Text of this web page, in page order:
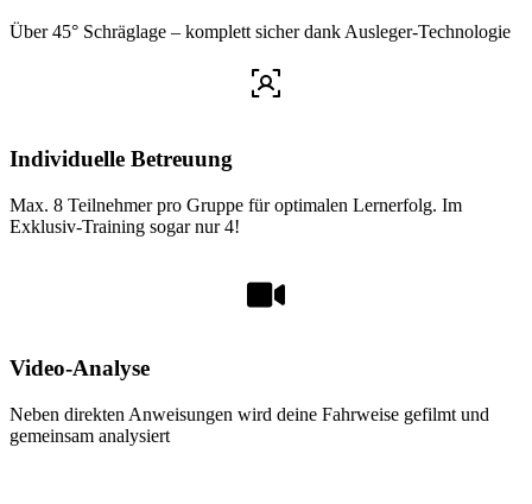
Über 45° Schräglage – komplett sicher dank Ausleger-Technologie
Individuelle Betreuung
Max. 8 Teilnehmer pro Gruppe für optimalen Lernerfolg. Im
Exklusiv-Training sogar nur 4!
Video-Analyse
Neben direkten Anweisungen wird deine Fahrweise gefilmt und
gemeinsam analysiert